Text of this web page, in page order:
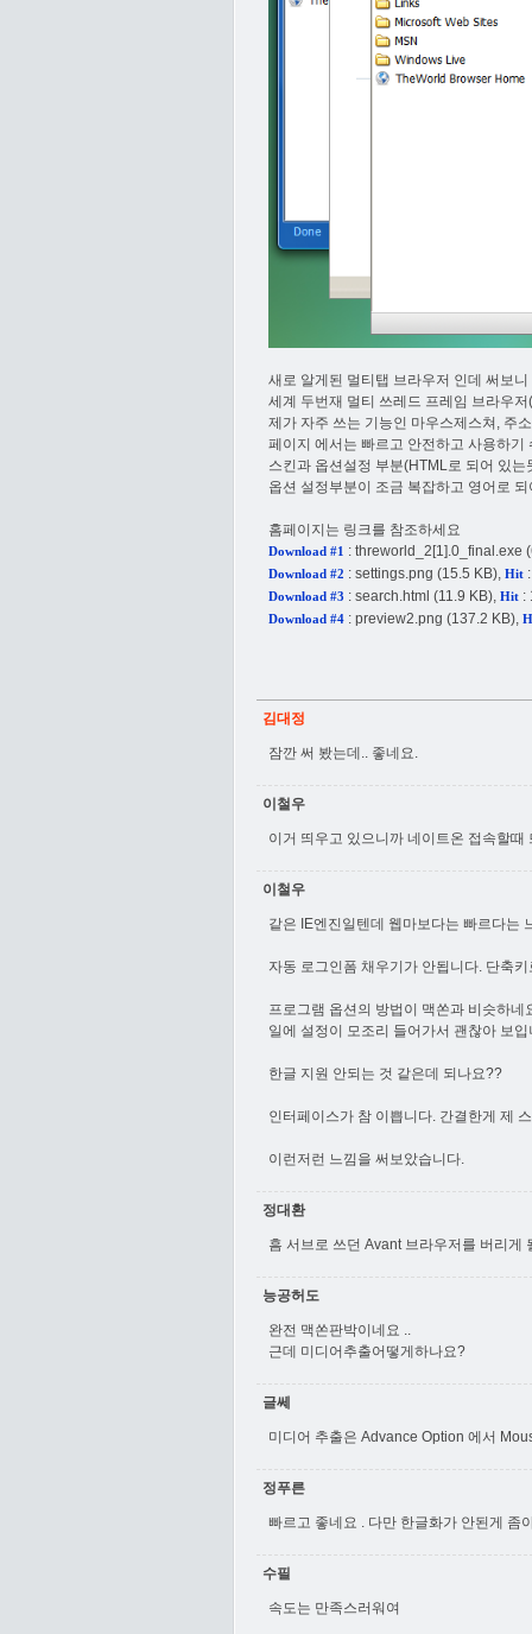
새로 알게된 멀티탭 브라우저 인데 써보니
세계 두번재 멀티 쓰레드 프레임 브라우
제가 자주 쓰는 기능인 마우스제스쳐, 주
페이지 에서는 빠르고 안전하고 사용하
스킨과 옵션설정 부분(HTML로 되어 있는
옵션 설정부분이 조금 복잡하고 영어로
홈페이지는 링크를 참조하세요
Download #1 : threworld_2[1].0_final.exe
Download #2 : settings.png (15.5 KB), Hit
Download #3 : search.html (11.9 KB), Hit :
Download #4 : preview2.png (137.2 KB),
김대정
잠깐 써 봤는데.. 좋네요.
이철우
이거 띄우고 있으니까 네이트온 접속할
이철우
같은 IE엔진일텐데 웹마보다는 빠르다는
자동 로그인폼 채우기가 안됩니다. 단축
프로그램 옵션의 방법이 맥쏜과 비슷하
일에 설정이 모조리 들어가서 괜찮아 보
한글 지원 안되는 것 같은데 되나요??
인터페이스가 참 이쁩니다. 간결한게 제
이런저런 느낌을 써보았습니다.
정대환
흠 서브로 쓰던 Avant 브라우저를 버리게
능공허도
완전 맥쏜판박이네요 ..
근데 미디어추출어떻게하나요?
글쎄
미디어 추출은 Advance Option 에서
정푸른
빠르고 좋네요 . 다만 한글화가 안된게 좀
수필
속도는 만족스러워여